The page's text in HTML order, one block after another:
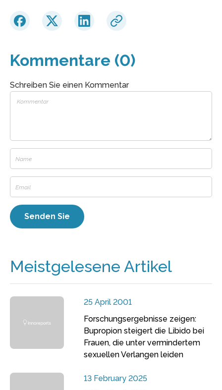
Kommentare (0)
Schreiben Sie einen Kommentar
Meistgelesene Artikel
25 April 2001
Forschungsergebnisse zeigen:
Bupropion steigert die Libido bei
Frauen, die unter vermindertem
sexuellen Verlangen leiden
13 February 2025